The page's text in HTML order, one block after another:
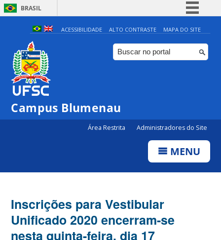
BRASIL
Simplifique!
Comunica BR
Participe
ACESSIBILIDADE ALTO CONTRASTE MAPA DO SITE
Campus Blumenau
Área Restrita Administradores do Site
MENU
Inscrições para Vestibular
Unificado 2020 encerram-se
nesta quinta-feira, dia 17